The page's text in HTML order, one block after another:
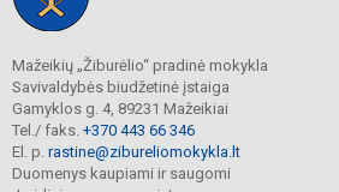
Mažeikių „Žiburėlio“ pradinė mokykla
Savivaldybės biudžetinė įstaiga
Gamyklos g. 4, 89231 Mažeikiai
Tel./ faks. +370 443 66 346
El. p. rastine@zibureliomokykla.lt
Duomenys kaupiami ir saugomi